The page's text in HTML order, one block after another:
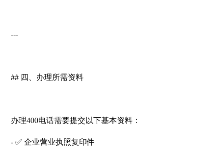
---
## 四、办理所需资料
办理400电话需要提交以下基本资料：
- ✅ 企业营业执照复印件